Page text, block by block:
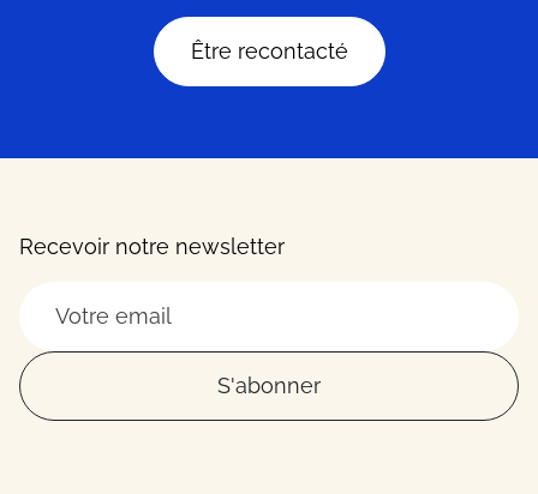
Être recontacté
Recevoir notre newsletter
S'abonner